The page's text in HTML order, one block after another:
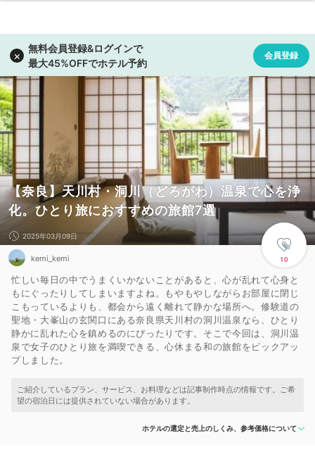
【奈良】天川村・洞川（どろがわ）温泉で心を浄
化。ひとり旅におすすめの旅館7選
10
2025年03月09日
kemi_kemi
忙しい毎日の中でうまくいかないことがあると、心が乱れて心身と
もにぐったりしてしまいますよね。もやもやしながらお部屋に閉じ
こもっているよりも、都会から遠く離れて静かな場所へ。修験道の
聖地・大峯山の玄関口にある奈良県天川村の洞川温泉なら、ひとり
静かに乱れた心を鎮めるのにぴったりです。そこで今回は、洞川温
泉で女子のひとり旅を満喫できる、心休まる和の旅館をピックアッ
プしました。
ホテルの選定と売上のしくみ、参考価格について